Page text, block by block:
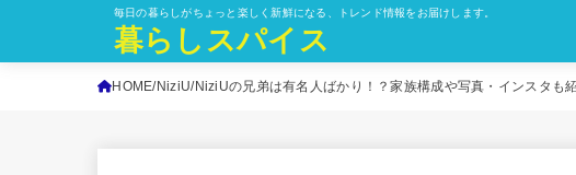
毎日の暮らしがちょっと楽しく新鮮になる、トレンド情報をお届けします。
暮らしスパイス
HOME NiziU NiziUの兄弟は有名人ばかり！？家族構成や写真・インスタも紹